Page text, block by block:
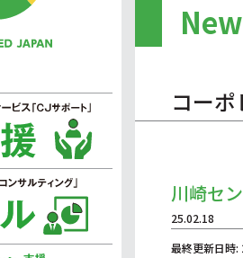
コーポ
川崎セ
25.02.18
最終更新日時: